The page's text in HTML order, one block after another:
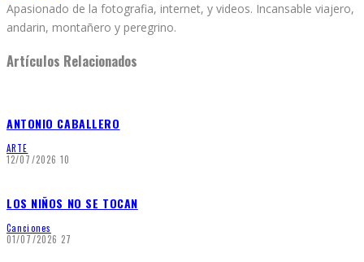
Apasionado de la fotografia, internet, y videos. Incansable viajero,
andarin, montañero y peregrino.
Artículos Relacionados
ANTONIO CABALLERO
ARTE
12/07/2026 10
LOS NIÑOS NO SE TOCAN
Canciones
01/07/2026 27